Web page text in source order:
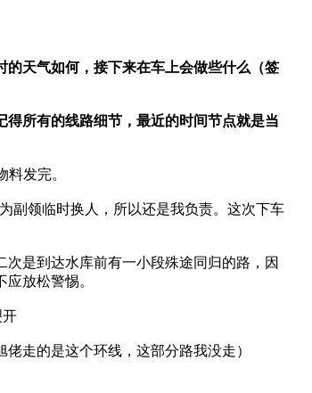
天气如何，接下来在车上会做些什么（签
所有的线路细节，最近的时间节点就是当
发完。
副领临时换人，所以还是我负责。这次下车
是到达水库前有一小段殊途同归的路，因
放松警惕。
开
走的是这个环线，这部分路我没走）